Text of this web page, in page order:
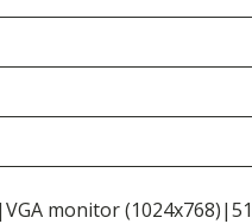
monitor